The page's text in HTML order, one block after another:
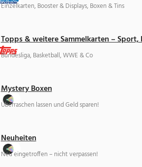
Einzelkarten, Booster & Displays, Boxen & Tins
Topps & weitere Sammelkarten –
Bundesliga, Basketball, WWE & Co
Mystery Boxen
Überraschen lassen und Geld sparen!
Neuheiten
Neu eingetroffen – nicht verpassen!